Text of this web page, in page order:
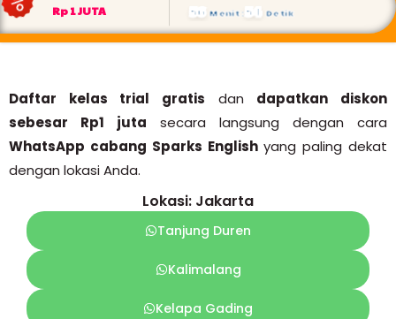
Rp 1 JUTA
56 Menit: 53 Detik
Daftar kelas trial gratis dan dapatkan diskon
sebesar Rp1 juta secara langsung dengan cara
WhatsApp cabang Sparks Englishyang paling dekat
dengan lokasi Anda.
Lokasi: Jakarta
Tanjung Duren
Kalimalang
Kelapa Gading